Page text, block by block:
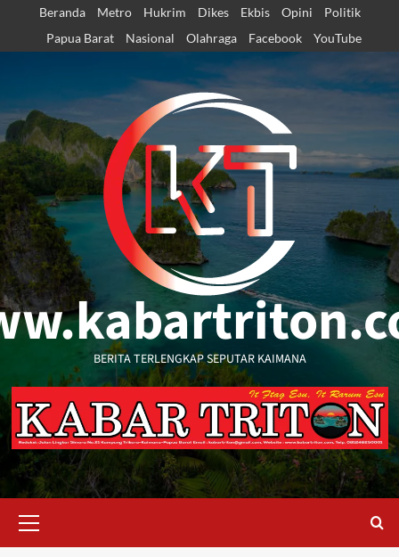
content
Beranda Metro Hukrim Dikes Ekbis Opini
Politik
Papua Barat
Nasional Olahraga Facebook YouTube
BERITA TERLENGKAP SEPUTAR KAIMANA
Menu